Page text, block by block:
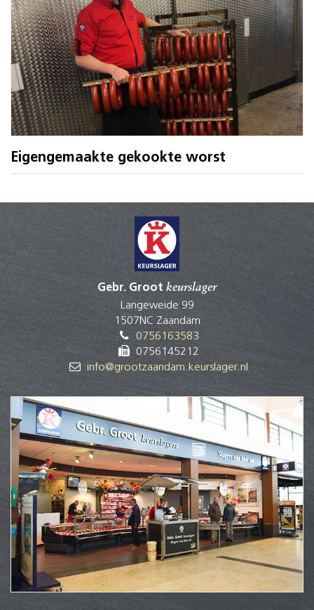
Eigengemaakte gekookte worst
Gebr. Groot keurslager
Langeweide 99
1507NC Zaandam
0756163583
0756145212
info@grootzaandam.keurslager.nl